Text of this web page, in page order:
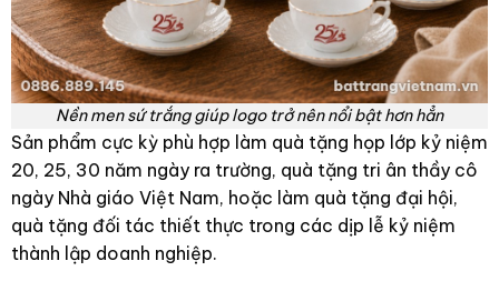
Nền men sứ trắng giúp logo trở nên nổi bật hơn hẳn
Sản phẩm cực kỳ phù hợp làm quà tặng họp lớp kỷ niệm
20, 25, 30 năm ngày ra trường, quà tặng tri ân thầy cô
ngày Nhà giáo Việt Nam, hoặc làm quà tặng đại hội,
quà tặng đối tác thiết thực trong các dịp lễ kỷ niệm
thành lập doanh nghiệp.